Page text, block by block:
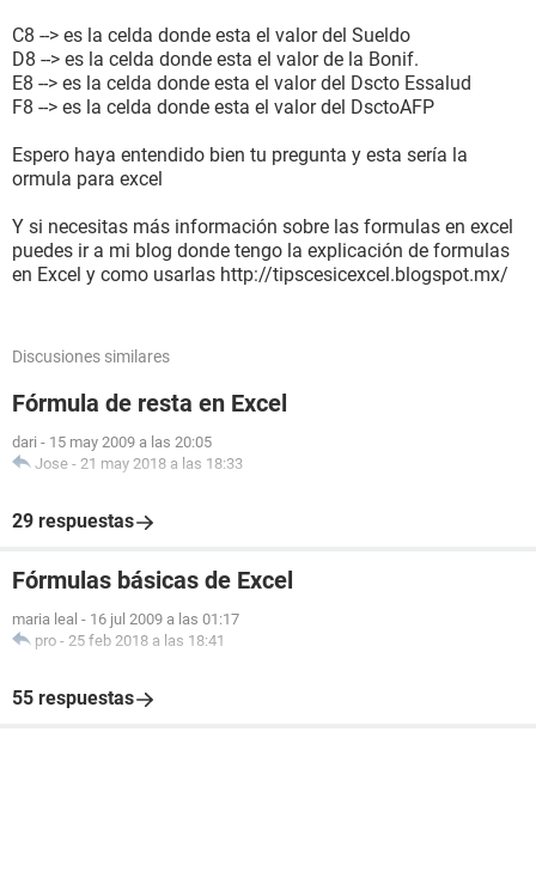
C8 --> es la celda donde esta el valor del Sueldo
D8 --> es la celda donde esta el valor de la Bonif.
E8 --> es la celda donde esta el valor del Dscto Essalud
F8 --> es la celda donde esta el valor del DsctoAFP
Espero haya entendido bien tu pregunta y esta sería la
ormula para excel
Y si necesitas más información sobre las formulas en excel
puedes ir a mi blog donde tengo la explicación de formulas
en Excel y como usarlas http://tipscesicexcel.blogspot.mx/
Discusiones similares
Fórmula de resta en Excel
dari - 15 may 2009 a las 20:05
Jose - 21 may 2018 a las 18:33
29 respuestas
Fórmulas básicas de Excel
maria leal - 16 jul 2009 a las 01:17
pro - 25 feb 2018 a las 18:41
55 respuestas